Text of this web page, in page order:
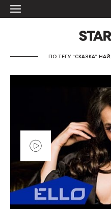
ПО ТЕГУ “СКАЗКА”